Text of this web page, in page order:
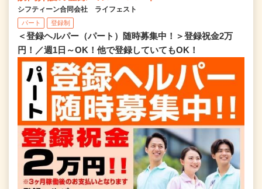
シフティーン合同会社 ライフェスト
パート 登録制
＜登録ヘルパー（パート）随時募集中！＞登録祝金2万
円！／週1日～OK！他で登録していてもOK！